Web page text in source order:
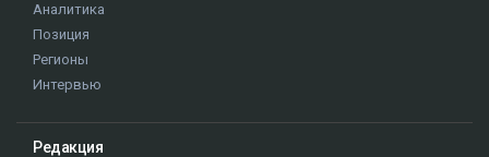
Аналитика
Позиция
Регионы
Интервью
Редакция